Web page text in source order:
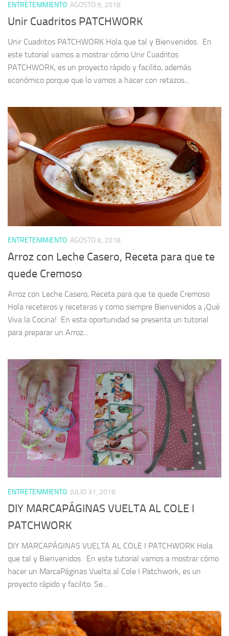
ENTRETENIMIENTO AGOSTO 9, 2018
Unir Cuadritos PATCHWORK
Unir Cuadritos PATCHWORK Hola que tal y Bienvenidos. En
este tutorial vamos a mostrar cómo Unir Cuadritos
PATCHWORK, es un proyecto rápido y facilito, además
económico porque que lo vamos a hacer con retazos...
ENTRETENIMIENTO AGOSTO 8, 2018
Arroz con Leche Casero, Receta para que te
quede Cremoso
Arroz con Leche Casero, Receta para que te quede Cremoso
Hola receteros y receteras y como siempre Bienvenidos a ¡Qué
Viva la Cocina! En esta oportunidad se presenta un tutorial
para preparar un Arroz...
ENTRETENIMIENTO JULIO 31, 2018
DIY MARCAPÁGINAS VUELTA AL COLE I
PATCHWORK
DIY MARCAPÁGINAS VUELTA AL COLE I PATCHWORK Hola
que tal y Bienvenidos. En este tutorial vamos a mostrar cómo
hacer un MarcaPáginas Vuelta al Cole I Patchwork, es un
proyecto rápido y facilito. Se...